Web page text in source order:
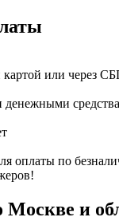
картой или через
оплаты по
Москве и